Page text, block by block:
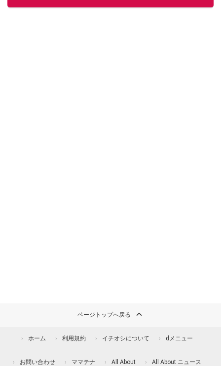
ページトップへ戻る
ホーム 利用規約 イチオシについて dメニュー
お問い合わせ ママテナ All About All About ニュース